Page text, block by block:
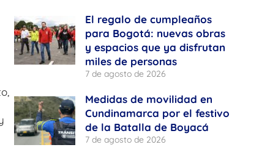
El regalo de cumpleaños
para Bogotá: nuevas obras
y espacios que ya disfrutan
miles de personas
7 de agosto de 2026
Medidas de movilidad en
Cundinamarca por el festivo
de la Batalla de Boyacá
7 de agosto de 2026